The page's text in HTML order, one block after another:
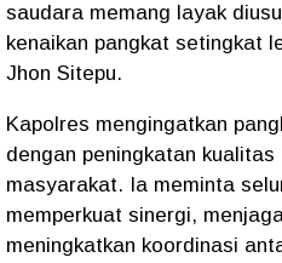
saudara memang layak
kenaikan pangkat setingkat
Jhon Sitepu.
Kapolres mengingatkan
dengan peningkatan
masyarakat. Ia meminta
memperkuat sinergi,
meningkatkan koordinasi